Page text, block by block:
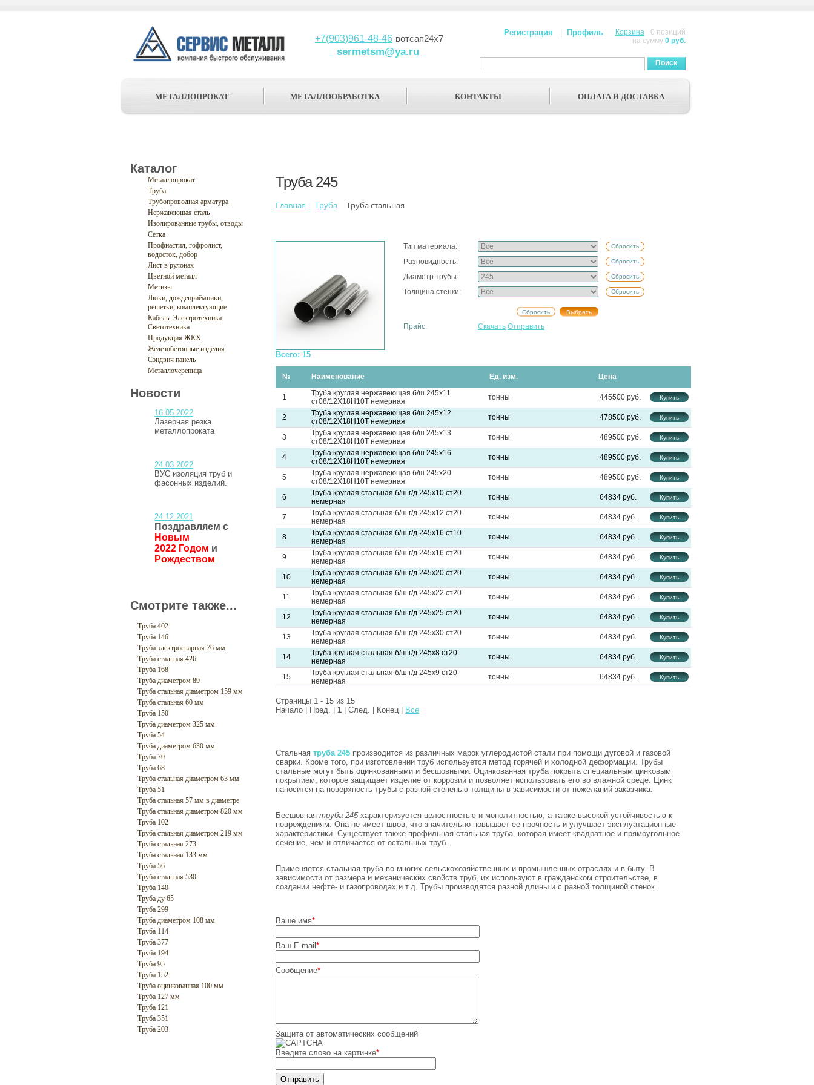
+7(903)961-48-46 вотсап24х7
sermetsm@ya.ru
Регистрация Профиль Корзина
0 позиций
на сумму 0 руб.
Поиск
МЕТАЛЛОПРОКАТ МЕТАЛЛООБРАБОТКА КОНТАКТЫ ОПЛАТА И ДОСТАВКА
Каталог
Металлопрокат
Труба
Трубопроводная арматура
Нержавеющая сталь
Изолированные трубы, отводы
Сетка
Профнастил, гофролист,
водосток, добор
Лист в рулонах
Цветной металл
Метизы
Люки, дождеприёмники,
решетки, комплектующие
Кабель. Электротехника.
Светотехника
Продукция ЖКХ
Железобетонные изделия
Сэндвич панель
Металлочерепица
Новости
16.05.2022
Лазерная резка
металлопроката
24.03.2022
ВУС изоляция труб и
фасонных изделий.
24.12.2021
Поздравляем с
Новым
2022 Годом и
Рождеством
Смотрите также...
Труба 402
Труба 146
Труба электросварная 76 мм
Труба стальная 426
Труба 168
Труба диаметром 89
Труба стальная диаметром 159 мм
Труба стальная 60 мм
Труба 150
Труба диаметром 325 мм
Труба 54
Труба диаметром 630 мм
Труба 70
Труба 68
Труба стальная диаметром 63 мм
Труба 51
Труба стальная 57 мм в диаметре
Труба стальная диаметром 820 мм
Труба 102
Труба стальная диаметром 219 мм
Труба стальная 273
Труба стальная 133 мм
Труба 56
Труба стальная 530
Труба 140
Труба ду 65
Труба 299
Труба диаметром 108 мм
Труба 114
Труба 377
Труба 194
Труба 95
Труба 152
Труба оцинкованная 100 мм
Труба 127 мм
Труба 121
Труба 351
Труба 203
Труба 245
Главная Труба Труба стальная
Тип материала: Сбросить
Разновидность: Сбросить
Диаметр трубы: Сбросить
Толщина стенки: Сбросить
Прайс: Скачать Отправить
Всего: 15
№ Наименование Ед. изм. Цена
1
Труба круглая нержавеющая б/ш 245х11
ст08/12Х18Н10Т немерная
тонны 445500
2
Труба круглая нержавеющая б/ш 245х12
ст08/12Х18Н10Т немерная
тонны 478500
3
Труба круглая нержавеющая б/ш 245х13
ст08/12Х18Н10Т немерная
тонны 489500
4
Труба круглая нержавеющая б/ш 245х16
ст08/12Х18Н10Т немерная
тонны 489500
5
Труба круглая нержавеющая б/ш 245х20
ст08/12Х18Н10Т немерная
тонны 489500
6
Труба круглая стальная б/ш г/д 245х10 ст20
немерная
тонны 64834
7
Труба круглая стальная б/ш г/д 245х12 ст20
немерная
тонны 64834
8
Труба круглая стальная б/ш г/д 245х16 ст10
немерная
тонны 64834
9
Труба круглая стальная б/ш г/д 245х16 ст20
немерная
тонны 64834
10
Труба круглая стальная б/ш г/д 245х20 ст20
немерная
тонны 64834
11
Труба круглая стальная б/ш г/д 245х22 ст20
немерная
тонны 64834
12
Труба круглая стальная б/ш г/д 245х25 ст20
немерная
тонны 64834
13
Труба круглая стальная б/ш г/д 245х30 ст20
немерная
тонны 64834
14
Труба круглая стальная б/ш г/д 245х8 ст20
немерная
тонны 64834
15
Труба круглая стальная б/ш г/д 245х9 ст20
немерная
тонны 64834
Страницы 1 - 15 из 15
Начало | Пред. | 1 | След. | Конец Все
Стальная труба 245 производится из различных марок углеродистой стали при помощи дуговой и газовой
сварки. Кроме того, при изготовлении труб используется метод горячей и холодной деформации. Трубы
стальные могут быть оцинкованными и бесшовными. Оцинкованная труба покрыта специальным цинковым
покрытием, которое защищает изделие от коррозии и позволяет использовать его во влажной среде. Цинк
наносится на поверхность трубы с разной степенью толщины в зависимости от пожеланий заказчика.
Бесшовная труба 245характеризуется целостностью и монолитностью, а также высокой устойчивостью к
повреждениям. Она не имеет швов, что значительно повышает ее прочность и улучшает эксплуатационные
характеристики. Существует также профильная стальная труба, которая имеет квадратное и прямоугольное
сечение, чем и отличается от остальных труб.
Применяется стальная труба во многих сельскохозяйственных и промышленных отраслях и в быту. В
зависимости от размера и механических свойств труб, их используют в гражданском строительстве, в
создании нефте- и газопроводах и т.д. Трубы производятся разной длины и с разной толщиной стенок.
Ваше имя*
Ваш E-mail *
Сообщение*
Защита от автоматических сообщений
Введите слово на картинке*